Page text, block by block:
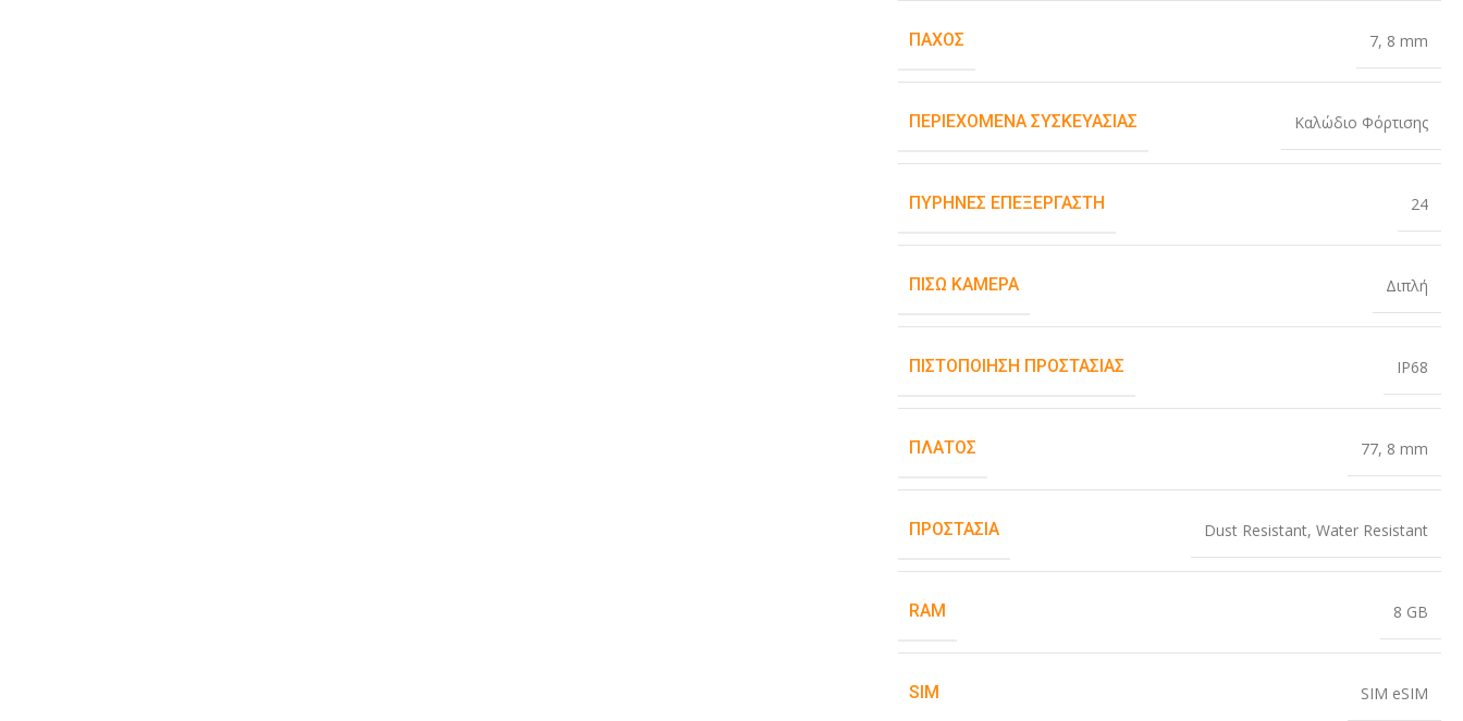
ΠΆΧΟΣ 7, 8 mm
ΠΕΡΙΕΧΌΜΕΝΑ ΣΥΣΚΕΥΑΣΊΑΣ Καλώδιο Φόρτισης
ΠΥΡΉΝΕΣ ΕΠΕΞΕΡΓΑΣΤΉ 24
ΠΊΣΩ ΚΆΜΕΡΑ Διπλή
ΠΙΣΤΟΠΟΊΗΣΗ ΠΡΟΣΤΑΣΊΑΣ IP68
ΠΛΆΤΟΣ 77, 8 mm
ΠΡΟΣΤΑΣΊΑ Dust Resistant, Water Resistant
RAM 8 GB
SIM SIM eSIM